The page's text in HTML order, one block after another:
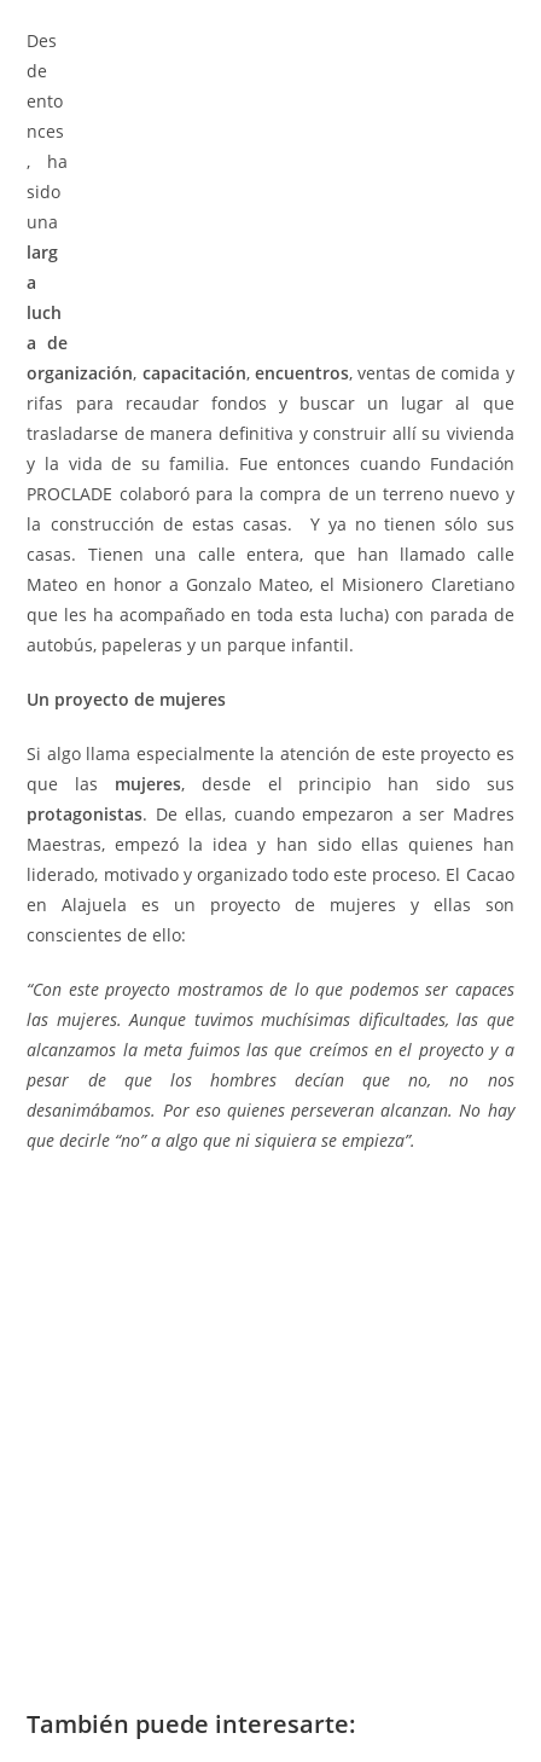
Des
de
ento
nces
, ha
sido
una
larg
a
luch
a de
organización, capacitación, encuentros, ventas de comida y
rifas para recaudar fondos y buscar un lugar al que
trasladarse de manera definitiva y construir allí su vivienda
y la vida de su familia. Fue entonces cuando Fundación
PROCLADE colaboró para la compra de un terreno nuevo y
la construcción de estas casas. Y ya no tienen sólo sus
casas. Tienen una calle entera, que han llamado calle
Mateo en honor a Gonzalo Mateo, el Misionero Claretiano
que les ha acompañado en toda esta lucha) con parada de
autobús, papeleras y un parque infantil.
Un proyecto de mujeres
Si algo llama especialmente la atención de este proyecto es
que las mujeres, desde el principio han sido sus
protagonistas. De ellas, cuando empezaron a ser Madres
Maestras, empezó la idea y han sido ellas quienes han
liderado, motivado y organizado todo este proceso. El Cacao
en Alajuela es un proyecto de mujeres y ellas son
conscientes de ello:
“Con este proyecto mostramos de lo que podemos ser capaces
las mujeres. Aunque tuvimos muchísimas dificultades, las que
alcanzamos la meta fuimos las que creímos en el proyecto y a
pesar de que los hombres decían que no, no nos
desanimábamos. Por eso quienes perseveran alcanzan. No hay
que decirle “no” a algo que ni siquiera se empieza”.
También puede interesarte: